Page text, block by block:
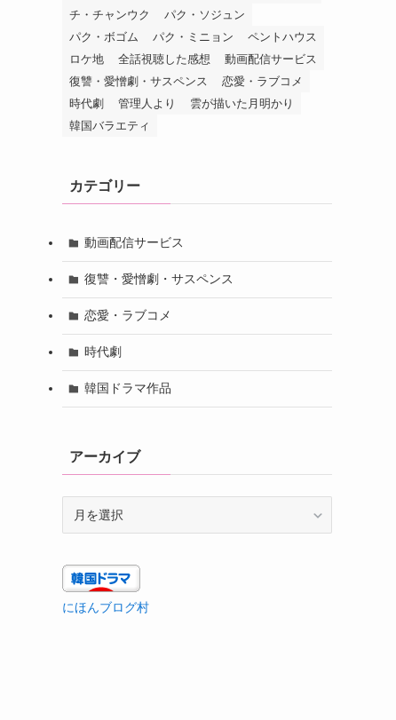
チ・チャンウク
パク・ソジュン
パク・ボゴム
パク・ミニョン
ペントハウス
ロケ地
全話視聴した感想
動画配信サービス
復讐・愛憎劇・サスペンス
恋愛・ラブコメ
時代劇
管理人より
雲が描いた月明かり
韓国バラエティ
カテゴリー
動画配信サービス
復讐・愛憎劇・サスペンス
恋愛・ラブコメ
時代劇
韓国ドラマ作品
アーカイブ
イ
ブ
にほんブログ村